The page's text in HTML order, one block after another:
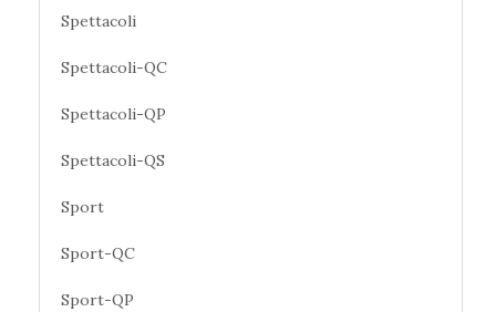
Spettacoli
Spettacoli-QC
Spettacoli-QP
Spettacoli-QS
Sport
Sport-QC
Sport-QP